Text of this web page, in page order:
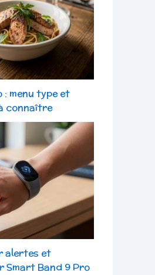
: menu type et
connaître
alertes et
Smart Band 9 Pro